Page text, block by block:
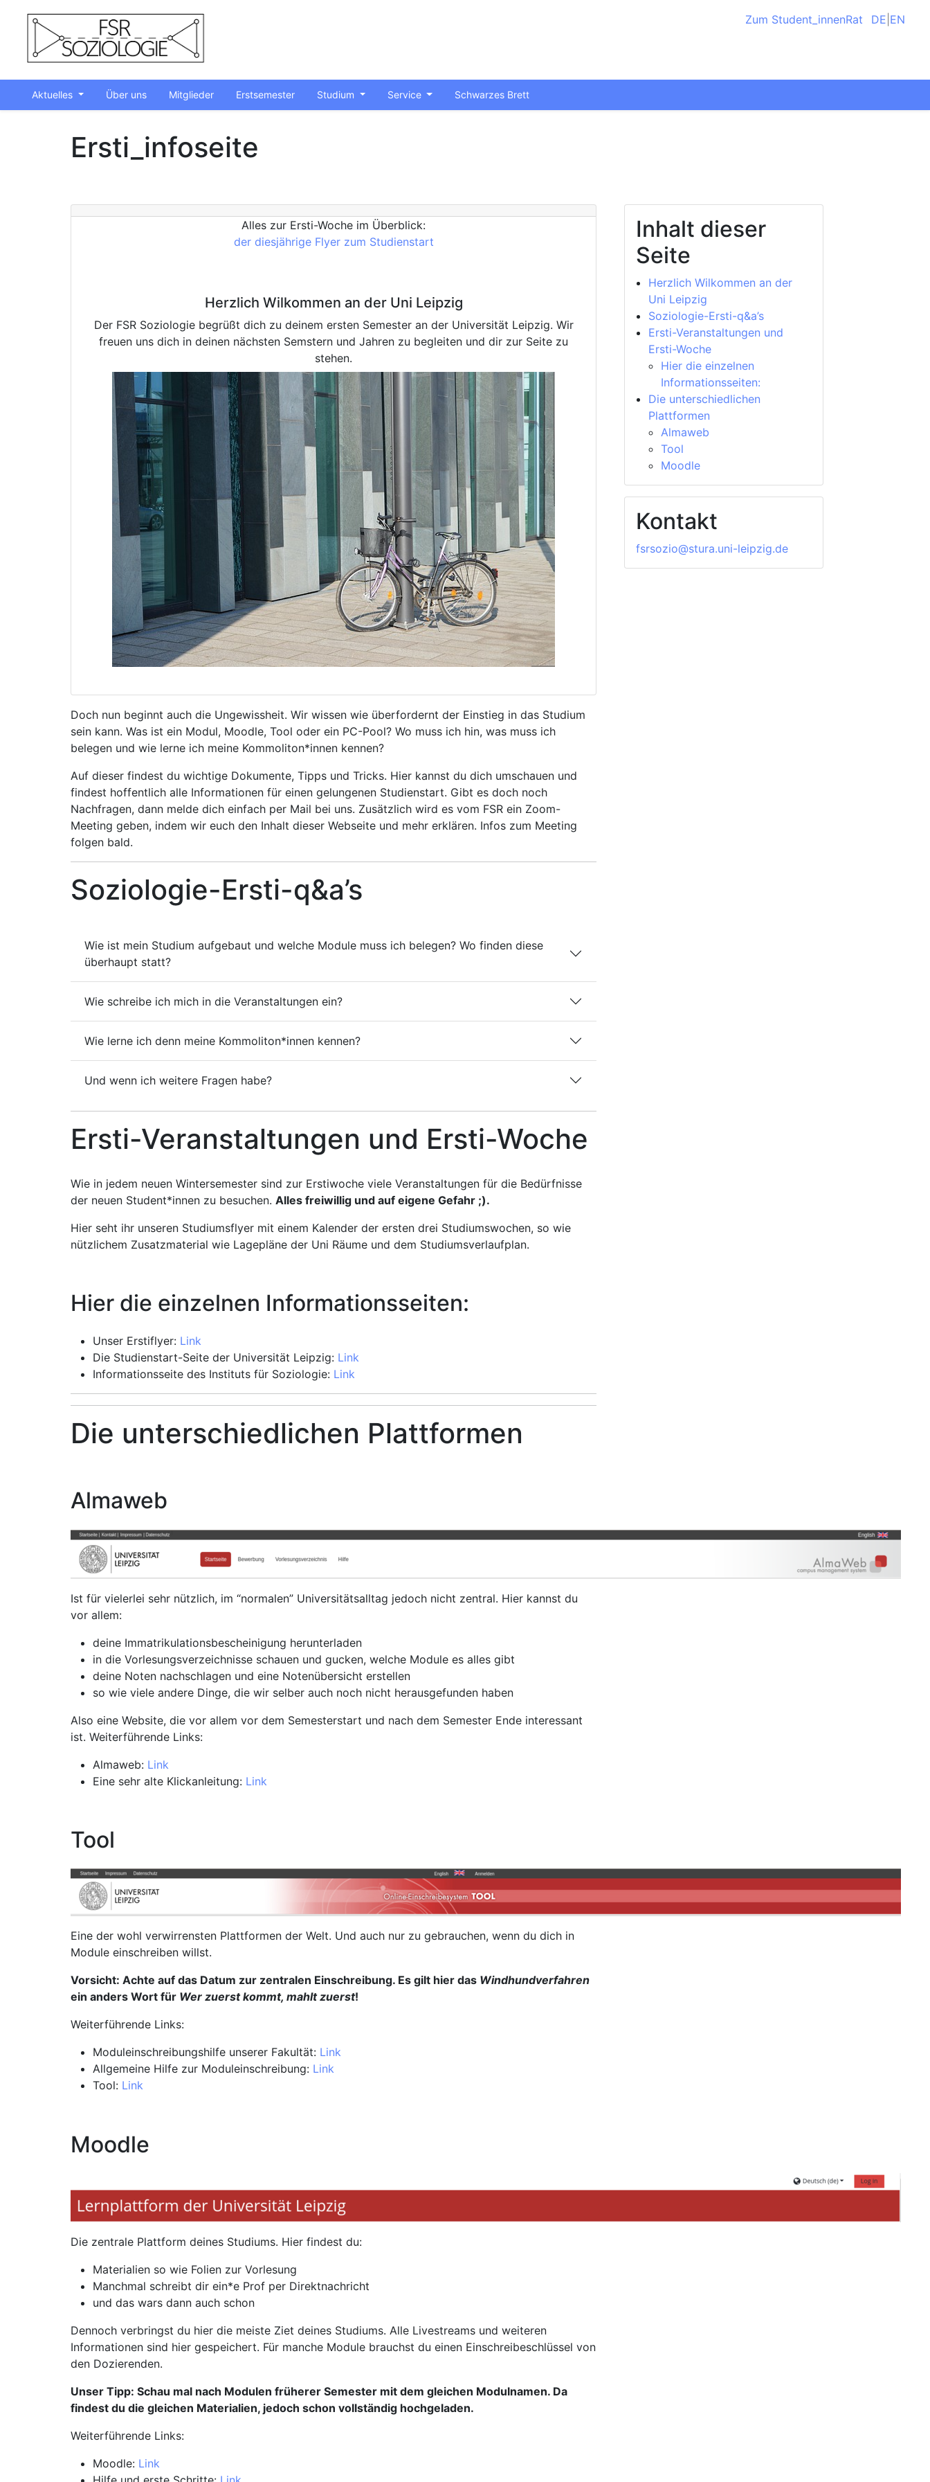
Zum Student_innenRat DE EN
Aktuelles Über uns Mitglieder Erstsemester Studium Service Schwarzes Brett
Ersti_infoseite
Alles zur Ersti-Woche im Überblick:
der diesjährige Flyer zum Studienstart
Herzlich Wilkommen an der Uni Leipzig
Der FSR Soziologie begrüßt dich zu deinem ersten Semester an der Universität Leipzig. Wir
freuen uns dich in deinen nächsten Semstern und Jahren zu begleiten und dir zur Seite zu
stehen.
Doch nun beginnt auch die Ungewissheit. Wir wissen wie überfordernt der Einstieg in das Studium
sein kann. Was ist ein Modul, Moodle, Tool oder ein PC-Pool? Wo muss ich hin, was muss ich
belegen und wie lerne ich meine Kommoliton*innen kennen?
Auf dieser findest du wichtige Dokumente, Tipps und Tricks. Hier kannst du dich umschauen und
findest hoffentlich alle Informationen für einen gelungenen Studienstart. Gibt es doch noch
Nachfragen, dann melde dich einfach per Mail bei uns. Zusätzlich wird es vom FSR ein Zoom-
Meeting geben, indem wir euch den Inhalt dieser Webseite und mehr erklären. Infos zum Meeting
folgen bald.
Soziologie-Ersti-q&a’s
Wie ist mein Studium aufgebaut und welche Module muss ich belegen? Wo finden diese
überhaupt statt?
Wie schreibe ich mich in die Veranstaltungen ein?
Wie lerne ich denn meine Kommoliton*innen kennen?
Und wenn ich weitere Fragen habe?
Ersti-Veranstaltungen und Ersti-Woche
Wie in jedem neuen Wintersemester sind zur Erstiwoche viele Veranstaltungen für die Bedürfnisse
der neuen Student*innen zu besuchen. Alles freiwillig und auf eigene Gefahr ;).
Hier seht ihr unseren Studiumsflyer mit einem Kalender der ersten drei Studiumswochen, so wie
nützlichem Zusatzmaterial wie Lagepläne der Uni Räume und dem Studiumsverlaufplan.
Hier die einzelnen Informationsseiten:
Unser Erstiflyer: Link
Die Studienstart-Seite der Universität Leipzig: Link
Informationsseite des Instituts für Soziologie: Link
Die unterschiedlichen Plattformen
Almaweb
Ist für vielerlei sehr nützlich, im “normalen” Universitätsalltag jedoch nicht zentral. Hier kannst du
vor allem:
deine Immatrikulationsbescheinigung herunterladen
in die Vorlesungsverzeichnisse schauen und gucken, welche Module es alles gibt
deine Noten nachschlagen und eine Notenübersicht erstellen
so wie viele andere Dinge, die wir selber auch noch nicht herausgefunden haben
Also eine Website, die vor allem vor dem Semesterstart und nach dem Semester Ende interessant
ist. Weiterführende Links:
Almaweb: Link
Eine sehr alte Klickanleitung: Link
Tool
Eine der wohl verwirrensten Plattformen der Welt. Und auch nur zu gebrauchen, wenn du dich in
Module einschreiben willst.
Vorsicht: Achte auf das Datum zur zentralen Einschreibung. Es gilt hier das Windhundverfahren
ein anders Wort für Wer zuerst kommt, mahlt zuerst!
Weiterführende Links:
Moduleinschreibungshilfe unserer Fakultät: Link
Allgemeine Hilfe zur Moduleinschreibung: Link
Tool: Link
Moodle
Die zentrale Plattform deines Studiums. Hier findest du:
Materialien so wie Folien zur Vorlesung
Manchmal schreibt dir ein*e Prof per Direktnachricht
und das wars dann auch schon
Dennoch verbringst du hier die meiste Ziet deines Studiums. Alle Livestreams und weiteren
Informationen sind hier gespeichert. Für manche Module brauchst du einen Einschreibeschlüssel von
den Dozierenden.
Unser Tipp: Schau mal nach Modulen früherer Semester mit dem gleichen Modulnamen. Da
findest du die gleichen Materialien, jedoch schon vollständig hochgeladen.
Weiterführende Links:
Moodle: Link
Inhalt dieser
Seite
Herzlich Wilkommen an der
Uni Leipzig
Soziologie-Ersti-q&a’s
Ersti-Veranstaltungen und
Ersti-Woche
Hier die einzelnen
Informationsseiten:
Die unterschiedlichen
Plattformen
Almaweb
Tool
Moodle
Kontakt
fsrsozio@stura.uni-leipzig.de